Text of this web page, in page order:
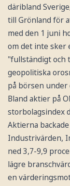
däribland
till Grönland för
med den 1 juni
om det inte sker
"fullständigt och
geopolitiska
på börsen under
Bland aktier på
storbolagsindex
Aktierna
Industrivärden,
ned 3,7-9,9
lägre
en